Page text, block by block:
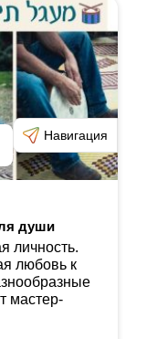
Навигация
души
личность.
любовь к
мастер-